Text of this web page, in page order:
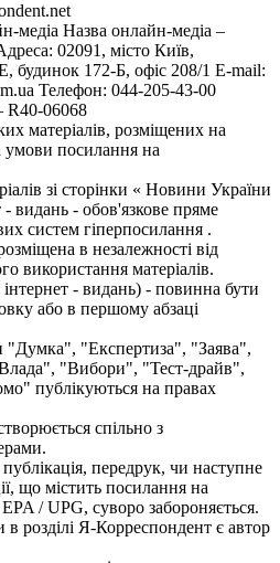
медіа Назва онлайн-медіа –
02091, місто Київ,
172-Б, офіс 208/1 E-mail:
Телефон: 044-205-43-00
R40-06068
матеріалів, розміщених на
умови посилання на
зі сторінки « Новини України
- видань - обов'язкове пряме
систем гіперпосилання .
в незалежності від
використання матеріалів.
- видань) - повинна бути
або в першому абзаці
"Думка", "Експертиза", "Заява",
"Вибори", "Тест-драйв",
публікуються на правах
спільно з
передрук, чи наступне
що містить посилання на
/ UPG, суворо забороняється.
в розділі Я-Корреспондент є автор